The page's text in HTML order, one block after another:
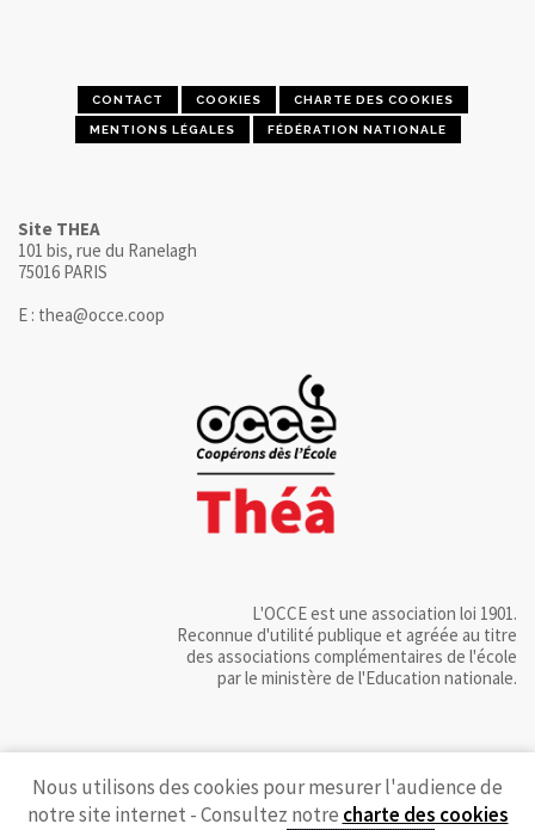
CONTACT COOKIES CHARTE DES COOKIES
MENTIONS LÉGALES FÉDÉRATION NATIONALE
Site THEA
101 bis, rue du Ranelagh
75016 PARIS
E : thea@occe.coop
L'OCCE est une association loi 1901.
Reconnue d'utilité publique et agréée au titre
des associations complémentaires de l'école
par le ministère de l'Education nationale.
Nous utilisons des cookies pour mesurer l'audience de
notre site internet - Consultez notre charte des cookies